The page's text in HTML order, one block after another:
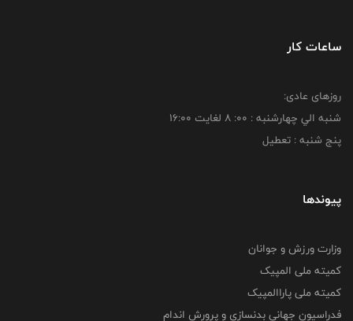
ساعات کار
روزهای عادی:
شنبه الي چهارشنبه : 00: 8 لغايت 16:00
پنج شنبه : تعطیل
پیوندها
وزارت ورزش و جوانان
کمیته ملی المپیک
کمیته ملی پاراالمپیک
فدراسیون جهانی بدنسازی و پرورش اندام